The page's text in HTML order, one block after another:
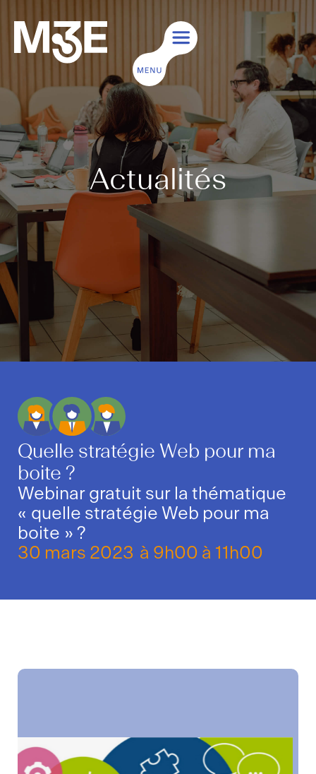
Actualités
Quelle stratégie Web pour ma
boite ?
Webinar gratuit sur la thématique
« quelle stratégie Web pour ma
boite » ?
30 mars 2023 à 9h00 à 11h00